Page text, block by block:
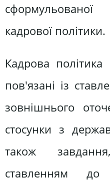
кадрової політики.
Кадрова
пов'язані із
зовнішнього
стосунки з
також
ставленням до